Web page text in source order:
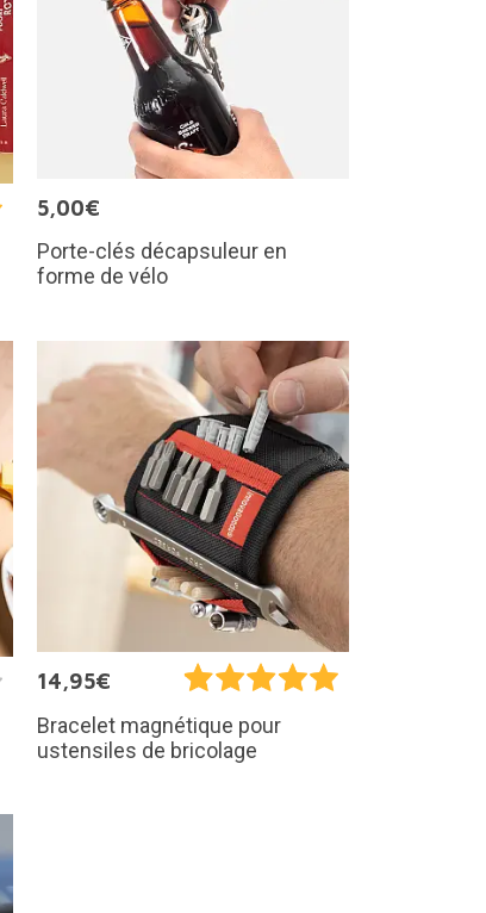
5,00€
Porte-clés décapsuleur en
forme de vélo
14,95€
Bracelet magnétique pour
ustensiles de bricolage